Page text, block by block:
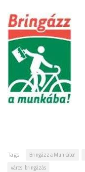
Tags: Bringázz a Munkába!
városi bringázás